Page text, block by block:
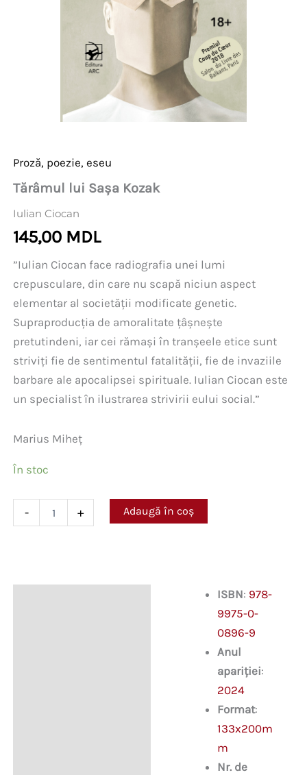
Proză, poezie, eseu
Tărâmul lui Sașa Kozak
Iulian Ciocan
145,00 MDL
”Iulian Ciocan face radiografia unei lumi
crepusculare, din care nu scapă niciun aspect
elementar al societății modificate genetic.
Supraproducția de amoralitate țâșnește
pretutindeni, iar cei rămași în tranșeele etice sunt
striviți fie de sentimentul fatalității, fie de invaziile
barbare ale apocalipsei spirituale. Iulian Ciocan este
un specialist în ilustrarea strivirii eului social.”
Marius Miheț
În stoc
- + Adaugă în coș
ISBN: 978-
9975-0-
0896-9
Anul
apariției:
2024
Format:
133x200m
m
Nr. de